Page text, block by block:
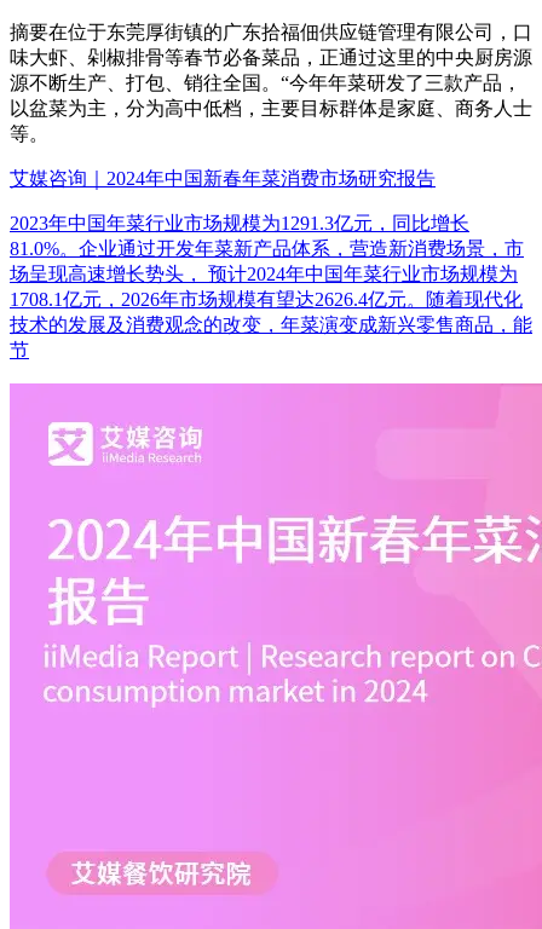
摘要在位于东莞厚街镇的广东拾福佃供应链管理有限公司，口
味大虾、剁椒排骨等春节必备菜品，正通过这里的中央厨房源
源不断生产、打包、销往全国。“今年年菜研发了三款产品，
以盆菜为主，分为高中低档，主要目标群体是家庭、商务人士
等。
艾媒咨询｜2024年中国新春年菜消费市场研究报告
2023年中国年菜行业市场规模为1291.3亿元，同比增长
81.0%。企业通过开发年菜新产品体系，营造新消费场景，市
场呈现高速增长势头， 预计2024年中国年菜行业市场规模为
1708.1亿元，2026年市场规模有望达2626.4亿元。随着现代化
技术的发展及消费观念的改变，年菜演变成新兴零售商品，能
节